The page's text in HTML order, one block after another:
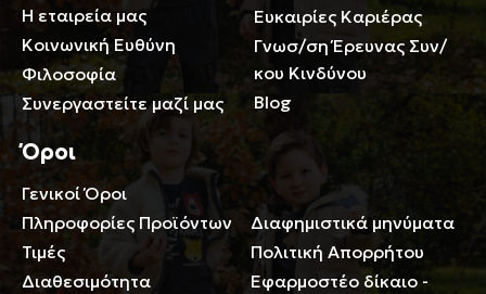
Η εταιρεία μας
Κοινωνική Ευθύνη
Φιλοσοφία
Συνεργαστείτε μαζί μας
Ευκαιρίες Καριέρας
Γνωσ/ση Έρευνας Συν/
κου Κινδύνου
Blog
Όροι
Γενικοί Όροι
Πληροφορίες Προϊόντων
Τιμές
Διαθεσιμότητα
Περιορισμοί ευθύνης
Διαφημιστικά μηνύματα
Πολιτική Απορρήτου
Εφαρμοστέο δίκαιο -